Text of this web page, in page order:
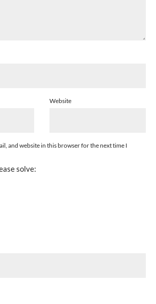
Website
and website in this browser for the next time I
solve: